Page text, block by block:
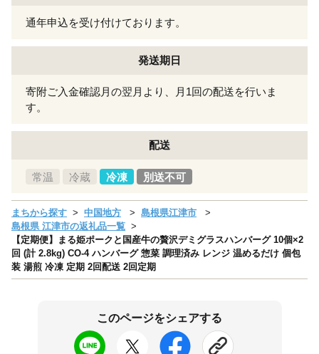
通年申込を受け付けております。
発送期日
寄附ご入金確認月の翌月より、月1回の配送を行いま
す。
配送
常温 冷蔵 冷凍 別送不可
まちから探す 中国地方
島根県江津市
島根県 江津市の返礼品一覧
【定期便】まる姫ポークと国産牛の贅沢デミグラスハンバーグ 10個×2
回 (計 2.8kg) CO-4 ハンバーグ 惣菜 調理済み レンジ 温めるだけ 個包
装 湯煎 冷凍 定期 2回配送 2回定期
このページをシェアする